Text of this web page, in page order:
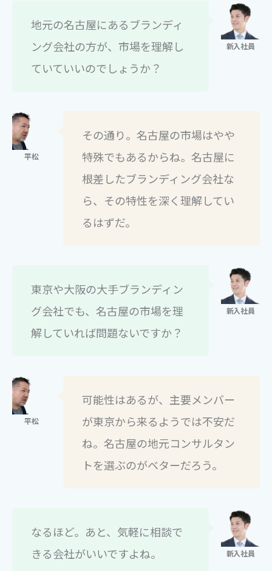
地元の名古屋にあるブランディ
ング会社の方が、市場を理解し
ていていいのでしょうか？
その通り。名古屋の市場はやや
特殊でもあるからね。名古屋に
根差したブランディング会社な
ら、その特性を深く理解してい
るはずだ。
東京や大阪の大手ブランディン
グ会社でも、名古屋の市場を理
解していれば問題ないですか？
可能性はあるが、主要メンバー
が東京から来るようでは不安だ
ね。名古屋の地元コンサルタン
トを選ぶのがベターだろう。
なるほど。あと、気軽に相談で
きる会社がいいですよね。